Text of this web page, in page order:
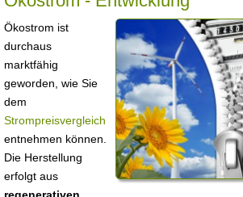
Ökostrom ist
durchaus
marktfähig
geworden, wie Sie
dem
Strompreisvergleich
entnehmen können.
Die Herstellung
erfolgt aus